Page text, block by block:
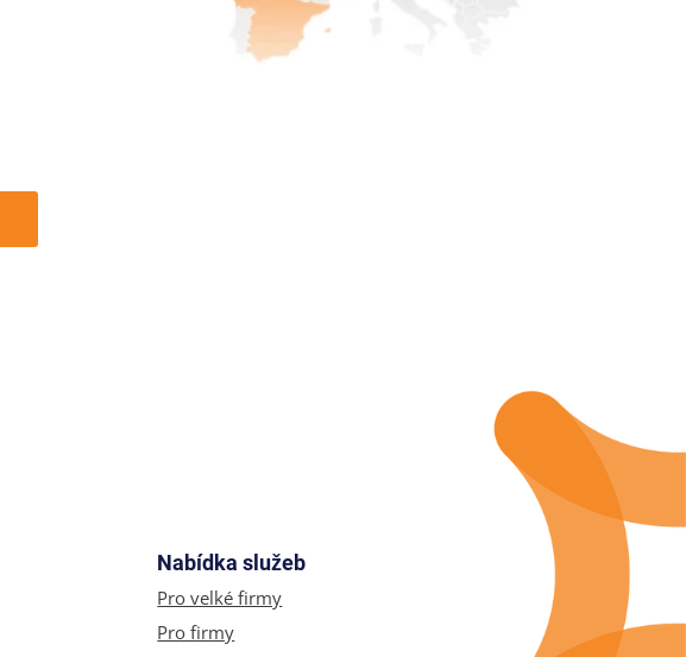
Nabídka služeb
Pro velké firmy
Pro firmy